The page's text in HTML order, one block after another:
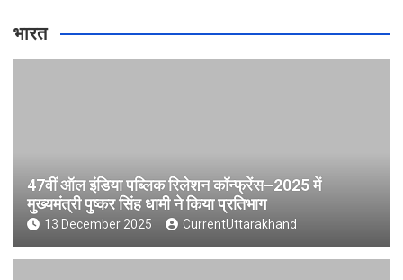
भारत
47वीं ऑल इंडिया पब्लिक रिलेशन कॉन्फ्रेंस–2025 में
मुख्यमंत्री पुष्कर सिंह धामी ने किया प्रतिभाग
13 December 2025 CurrentUttarakhand